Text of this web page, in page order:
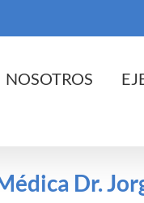
NOSOTROS
Dr.